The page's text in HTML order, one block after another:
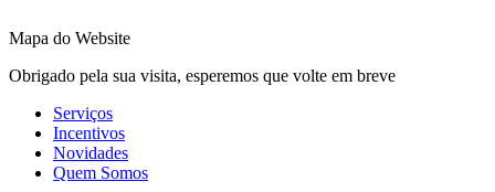
Mapa do Website
Obrigado pela sua visita, esperemos que volte em breve
Serviços
Incentivos
Novidades
Quem Somos